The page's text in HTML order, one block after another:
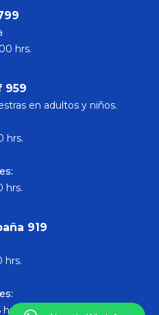
hrs.
959
en adultos y niños.
hrs.
hrs.
919
hrs.